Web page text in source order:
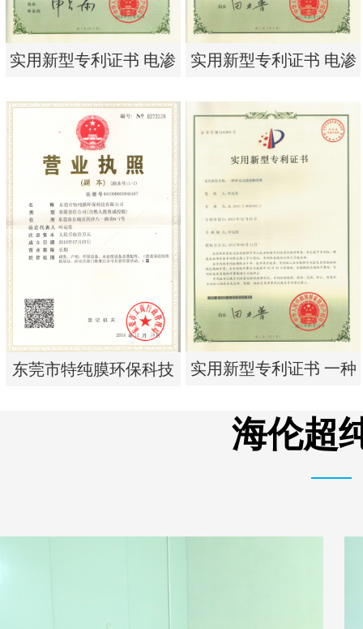
实用新型专利证书 电渗
实用新型专利证书 电渗
析器用纯水隔板组件
实用新型专利证书 电渗
实用新型专利证书 电渗
析器用浓水隔板组件
东莞市特纯膜环保科技
实用新型专利证书 一种
海伦超